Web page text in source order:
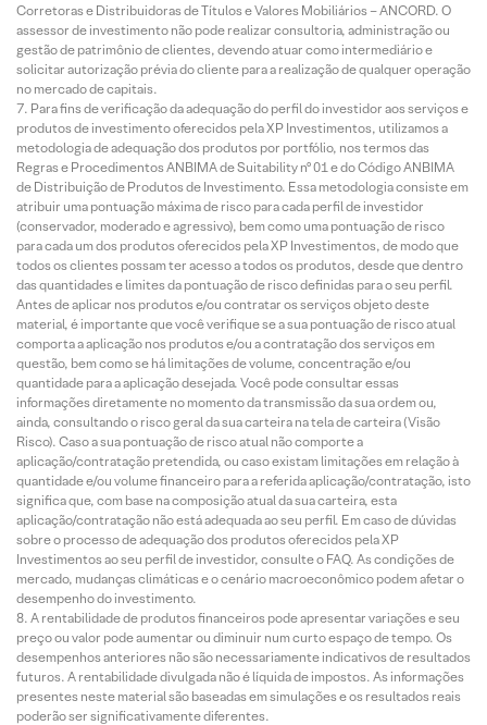
Corretoras e Distribuidoras de Títulos e Valores Mobiliários – ANCORD. O
assessor de investimento não pode realizar consultoria, administração ou
gestão de patrimônio de clientes, devendo atuar como intermediário e
solicitar autorização prévia do cliente para a realização de qualquer operação
no mercado de capitais.
Para fins de verificação da adequação do perfil do investidor aos serviços e
produtos de investimento oferecidos pela XP Investimentos, utilizamos a
metodologia de adequação dos produtos por portfólio, nos termos das
Regras e Procedimentos ANBIMA de Suitability nº 01 e do Código ANBIMA
de Distribuição de Produtos de Investimento. Essa metodologia consiste em
atribuir uma pontuação máxima de risco para cada perfil de investidor
(conservador, moderado e agressivo), bem como uma pontuação de risco
para cada um dos produtos oferecidos pela XP Investimentos, de modo que
todos os clientes possam ter acesso a todos os produtos, desde que dentro
das quantidades e limites da pontuação de risco definidas para o seu perfil.
Antes de aplicar nos produtos e/ou contratar os serviços objeto deste
material, é importante que você verifique se a sua pontuação de risco atual
comporta a aplicação nos produtos e/ou a contratação dos serviços em
questão, bem como se há limitações de volume, concentração e/ou
quantidade para a aplicação desejada. Você pode consultar essas
informações diretamente no momento da transmissão da sua ordem ou,
ainda, consultando o risco geral da sua carteira na tela de carteira (Visão
Risco). Caso a sua pontuação de risco atual não comporte a
aplicação/contratação pretendida, ou caso existam limitações em relação à
quantidade e/ou volume financeiro para a referida aplicação/contratação, isto
significa que, com base na composição atual da sua carteira, esta
aplicação/contratação não está adequada ao seu perfil. Em caso de dúvidas
sobre o processo de adequação dos produtos oferecidos pela XP
Investimentos ao seu perfil de investidor, consulte o FAQ. As condições de
mercado, mudanças climáticas e o cenário macroeconômico podem afetar o
desempenho do investimento.
A rentabilidade de produtos financeiros pode apresentar variações e seu
preço ou valor pode aumentar ou diminuir num curto espaço de tempo. Os
desempenhos anteriores não são necessariamente indicativos de resultados
futuros. A rentabilidade divulgada não é líquida de impostos. As informações
presentes neste material são baseadas em simulações e os resultados reais
poderão ser significativamente diferentes.